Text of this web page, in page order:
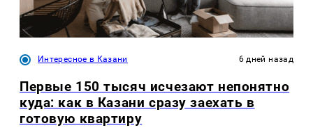
Интересное в Казани 6 дней назад
Первые 150 тысяч исчезают непонятно
куда: как в Казани сразу заехать в
готовую квартиру